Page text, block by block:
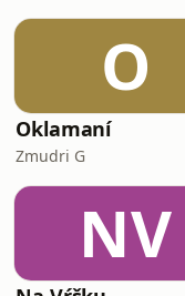
O
Oklamaní
Zmudri G
NV